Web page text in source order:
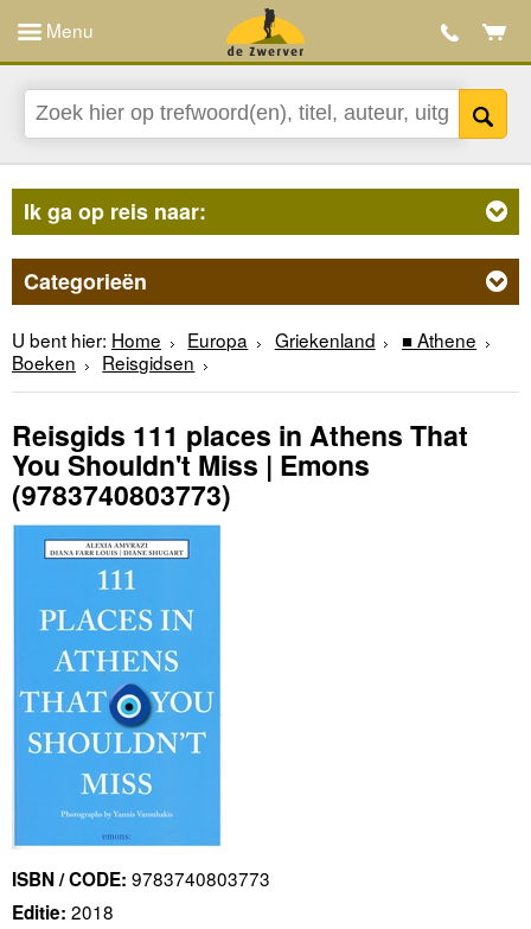
Menu
Ik ga op reis naar:
Categorieën
U bent hier: Home Europa Griekenland
■ Athene
Boeken
Reisgidsen
Reisgids 111 places in Athens That
You Shouldn't Miss | Emons
(9783740803773)
ISBN / CODE: 9783740803773
Editie: 2018